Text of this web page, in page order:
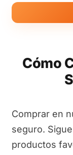
Cómo
Comprar en
seguro.
productos